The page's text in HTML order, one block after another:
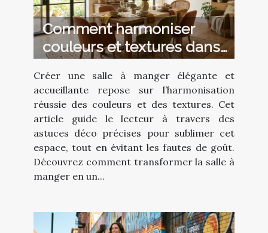
Comment harmoniser
couleurs et textures dans
votre salle à manger ?
Créer une salle à manger élégante et
accueillante repose sur l’harmonisation
réussie des couleurs et des textures. Cet
article guide le lecteur à travers des
astuces déco précises pour sublimer cet
espace, tout en évitant les fautes de goût.
Découvrez comment transformer la salle à
manger en un...